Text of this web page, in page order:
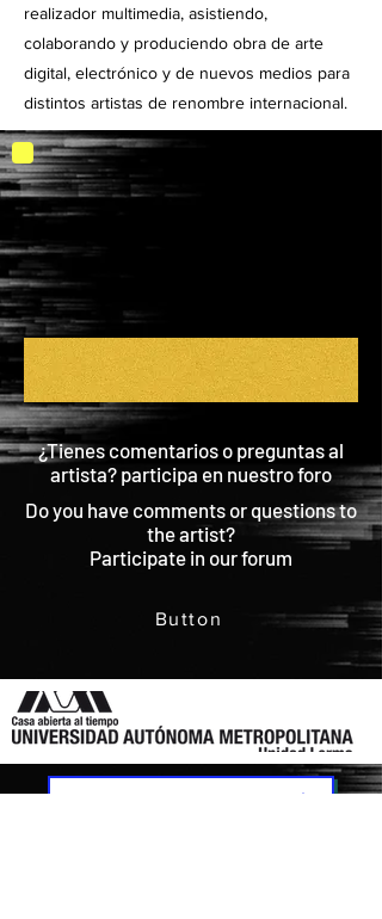
realizador multimedia, asistiendo,
colaborando y produciendo obra de arte
digital, electrónico y de nuevos medios para
distintos artistas de renombre internacional.
¿Tienes comentarios o preguntas al
artista? participa en nuestro foro
Do you have comments or questions to
the artist?
Participate in our forum
Button